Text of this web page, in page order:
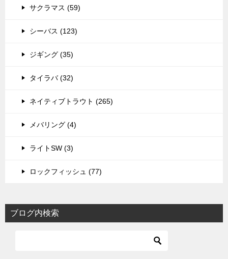
サクラマス (59)
シーバス (123)
ジギング (35)
タイラバ (32)
ネイティブトラウト (265)
メバリング (4)
ライトSW (3)
ロックフィッシュ (77)
ブログ内検索